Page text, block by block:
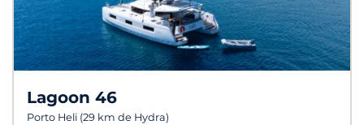
Lagoon 46
Porto Heli (29 km de Hydra)